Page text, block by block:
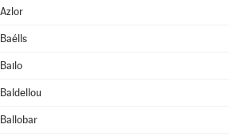
Azlor
Baélls
Bailo
Baldellou
Ballobar